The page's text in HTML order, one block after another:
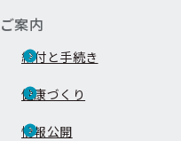
ご案内
給付と手続き
健康づくり
情報公開